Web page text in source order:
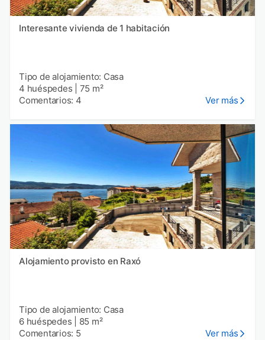
Interesante vivienda de 1 habitación
Tipo de alojamiento: Casa
4 huéspedes
75 m²
Comentarios: 4
Ver más
Alojamiento provisto en Raxó
Tipo de alojamiento: Casa
6 huéspedes
85 m²
Comentarios: 5
Ver más